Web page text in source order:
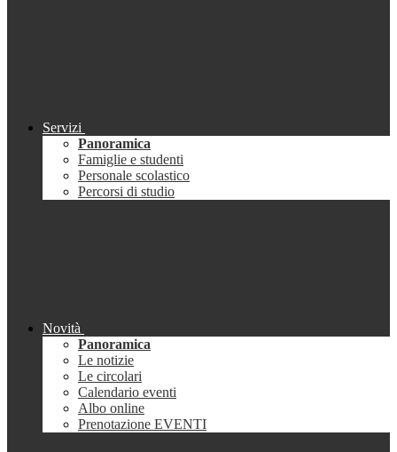
Servizi
Panoramica
Famiglie e studenti
Personale scolastico
Percorsi di studio
Novità
Panoramica
Le notizie
Le circolari
Calendario eventi
Albo online
Prenotazione EVENTI